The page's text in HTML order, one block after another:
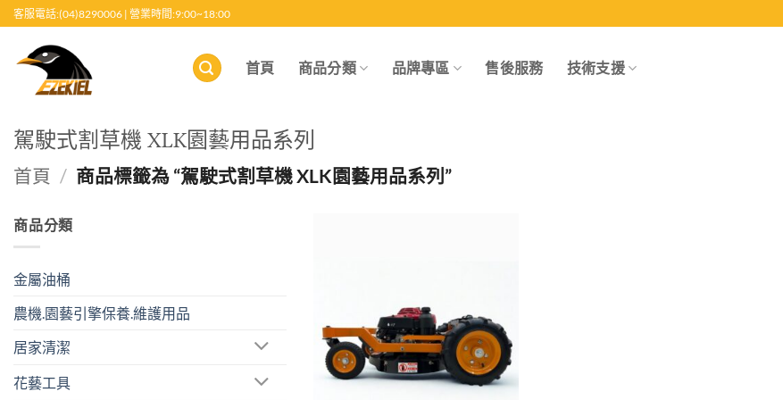
至
客服電話:(04)8290006 | 營業時間:9:00~18:00
首頁 商品分類 品牌專區 售後服務 技術支援
駕駛式割草機 XLK園藝用品系列
首頁 / 商品標籤為 “駕駛式割草機 XLK園藝用品系列”
商品分類
金屬油桶
農機.園藝引擎保養.維護用品
居家清潔
花藝工具